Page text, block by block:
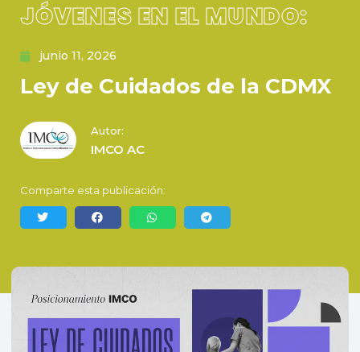
JÓVENES EN EL MUNDO:
junio 11, 2026
Ley de Cuidados de la CDMX
Autor:
IMCO AC
Comparte esta publicación: